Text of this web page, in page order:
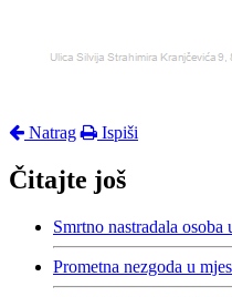
Natrag Ispiši
Čitajte još
Smrtno nastradala
Prometna nezgoda u